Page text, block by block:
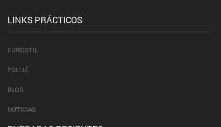
LINKS PRÁCTICOS
EUROSTIL
POLLIÉ
BLOG
NOTICIAS